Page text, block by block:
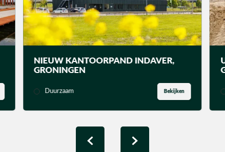
Wonen
Industrie
NIEUW KANTOORPAND INDAVER,
GRONINGEN
Duurzaam Bekijken